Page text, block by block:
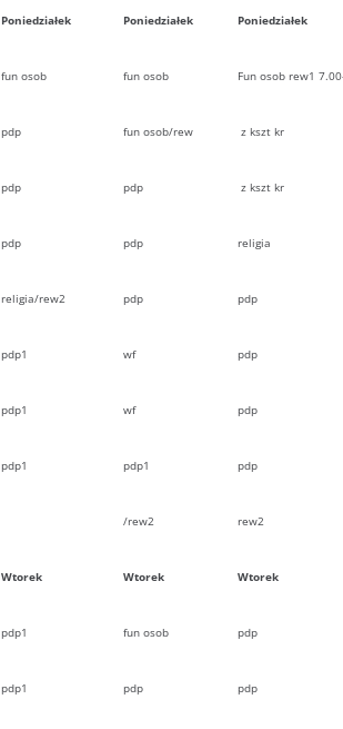
Poniedziałek Poniedziałek Poniedziałek
fun osob fun osob Fun osob rew1
pdp fun osob/rew z kszt kr
pdp pdp z kszt kr
pdp pdp religia
religia/rew2 pdp pdp
pdp1 wf pdp
pdp1 wf pdp
pdp1 pdp1 pdp
/rew2 rew2
Wtorek Wtorek Wtorek
pdp1 fun osob pdp
pdp1 pdp pdp